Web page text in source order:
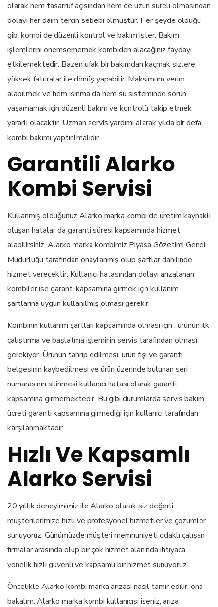
olarak hem tasarruf açısından hem de uzun süreli olmasından
dolayı her daim tercih sebebi olmuştur. Her şeyde olduğu
gibi kombi de düzenli kontrol ve bakım ister. Bakım
işlemlerini önemsememek kombiden alacağınız faydayı
etkilemektedir. Bazen ufak bir bakımdan kaçmak sizlere
yüksek faturalar ile dönüş yapabilir. Maksimum verim
alabilmek ve hem ısınma da hem su sisteminde sorun
yaşamamak için düzenli bakım ve kontrolü takip etmek
yararlı olacaktır. Uzman servis yardımı alarak yılda bir defa
kombi bakımı yaptırılmalıdır.
Garantili Alarko
Kombi Servisi
Kullanmış olduğunuz Alarko marka kombi de üretim kaynaklı
oluşan hatalar da garanti süresi kapsamında hizmet
alabilirsiniz. Alarko marka kombimiz Piyasa Gözetimi Genel
Müdürlüğü tarafından onaylanmış olup şartlar dahilinde
hizmet verecektir. Kullanıcı hatasından dolayı arızalanan
kombiler ise garanti kapsamına girmek için kullanım
şartlarına uygun kullanılmış olması gerekir.
Kombinin kullanım şartları kapsamında olması için ; ürünün ilk
çalıştırma ve başlatma işleminin servis tarafından olması
gerekiyor. Ürünün tahrip edilmesi, ürün fişi ve garanti
belgesinin kaybedilmesi ve ürün üzerinde bulunan seri
numarasının silinmesi kullanıcı hatası olarak garanti
kapsamına girmemektedir. Bu gibi durumlarda servis bakım
ücreti garanti kapsamına girmediği için kullanıcı tarafından
karşılanmaktadır.
Hızlı Ve Kapsamlı
Alarko Servisi
20 yıllık deneyimimiz ile Alarko olarak siz değerli
müşterilerimize hızlı ve profesyonel hizmetler ve çözümler
sunuyoruz. Günümüzde müşteri memnuniyeti odaklı çalışan
firmalar arasında olup bir çok hizmet alanında ihtiyaca
yönelik hızlı güvenli ve kapsamlı bir hizmet sunuyoruz.
Öncelikle Alarko kombi marka arızası nasıl tamir edilir, ona
bakalım. Alarko marka kombi kullanıcısı iseniz, arıza